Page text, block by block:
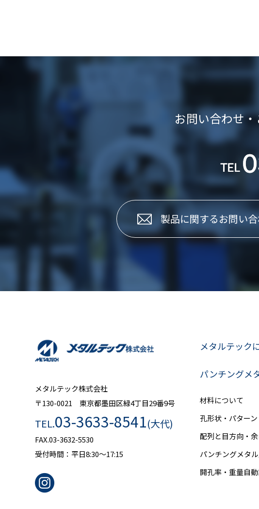
お問い合わせ
製品に関するお問い
メタルテック株式会社
〒130-0021 東京都墨田区緑4丁目29番9号
TEL.03-3633-8541(大代)
FAX.03-3632-5530
受付時間：平日8:30～17:15
メタルテック
パンチングメ
材料について
孔形状・パターン
配列と目方向・
パンチングメタ
開孔率・重量自